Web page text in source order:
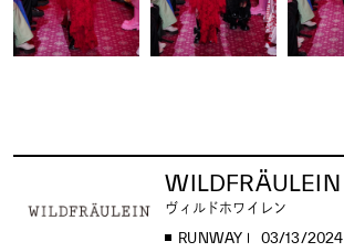
WILDFRÄULEIN
ヴィルドホワイレン
RUNWAY 03/13/2024